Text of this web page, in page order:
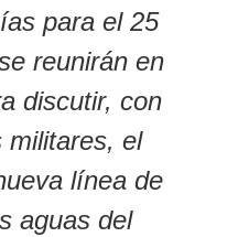
para el 25
reunirán en
discutir, con
militares, el
línea de
aguas del